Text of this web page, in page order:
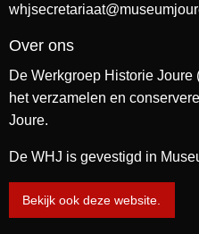
Over ons
De Werkgroep Historie
het verzamelen en
Joure.
De WHJ is gevestigd in
Bekijk ook deze website.